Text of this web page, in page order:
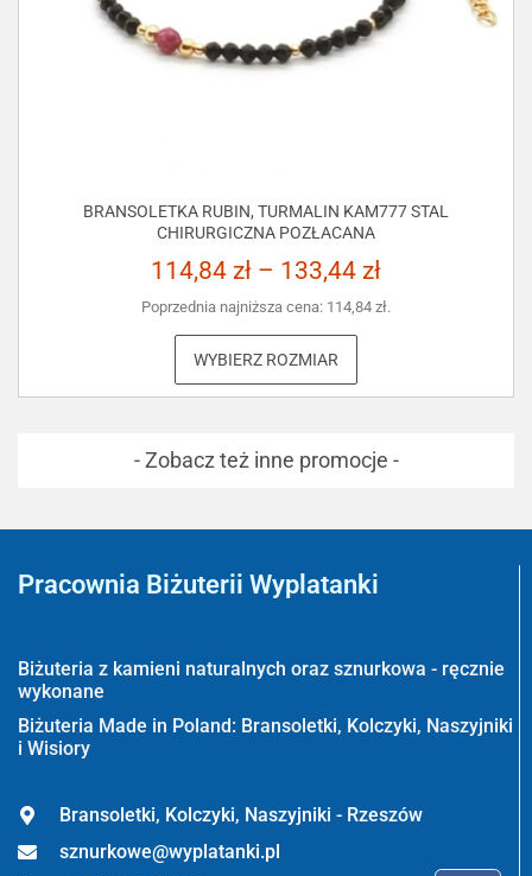
BRANSOLETKA RUBIN, TURMALIN KAM777 STAL
CHIRURGICZNA POZŁACANA
114,84 zł – 133,44 zł
Poprzednia najniższa cena: 114,84 zł.
WYBIERZ ROZMIAR
- Zobacz też inne promocje -
Pracownia Biżuterii Wyplatanki
Biżuteria z kamieni naturalnych oraz sznurkowa - ręcznie
wykonane
Biżuteria Made in Poland: Bransoletki, Kolczyki, Naszyjniki
i Wisiory
Bransoletki, Kolczyki, Naszyjniki - Rzeszów
sznurkowe@wyplatanki.pl